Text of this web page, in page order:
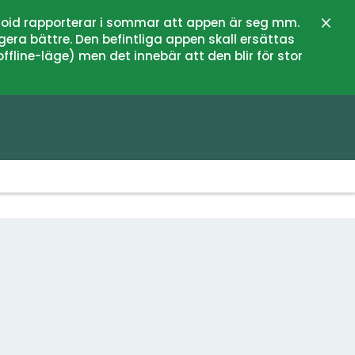
rapporterar i sommar att appen är seg mm.
bättre. Den befintliga appen skall ersättas
läge) men det innebär att den blir för stor